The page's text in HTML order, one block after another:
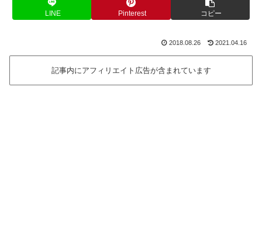
LINE Pinterest コピー
2018.08.26 2021.04.16
記事内にアフィリエイト広告が含まれています